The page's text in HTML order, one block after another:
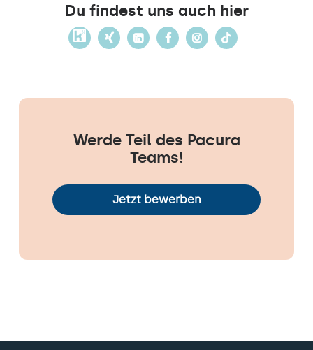
Du findest uns auch hier
Werde Teil des Pacura
Teams!
Jetzt bewerben